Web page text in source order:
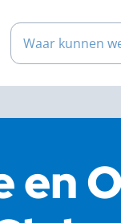
Waar kunnen
en